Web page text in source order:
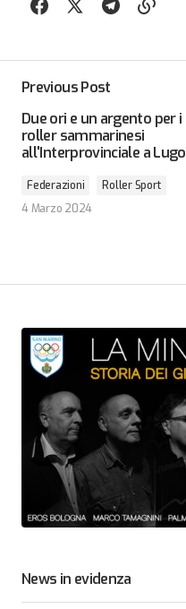
Previous Post
Due ori e un argento per i
roller sammarinesi
all'Interprovinciale a Lugo
Federazioni
Roller Sport
4 Marzo 2024
News in evidenza